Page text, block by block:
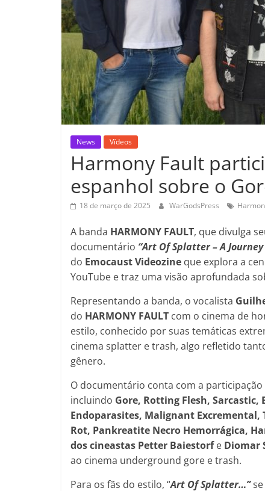
News Vídeos
Harmony Fault
espanhol sobre o
18 de março de 2025 WarGodsPress
A banda HARMONY FAULT, que divulga
documentário “Art Of Splatter – A
do Emocaust Videozine que explora a
YouTube e traz uma visão aprofundada
Representando a banda, o vocalista
do HARMONY FAULT com o cinema de
estilo, conhecido por suas temáticas
cinema splatter e trash, algo refletido
gênero.
O documentário conta com a
incluindo Gore, Rotting Flesh,
Endoparasites, Malignant
Rot, Pankreatite Necro Hemorrágica,
dos cineastas Petter Baiestorfe Diomar
ao cinema underground gore e trash.
Para os fãs do estilo, “Art Of Splatter…”